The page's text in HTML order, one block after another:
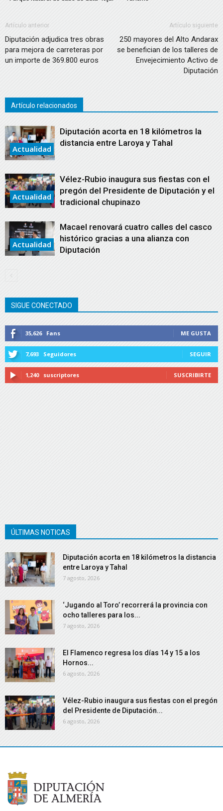
Artículo anterior
Diputación adjudica tres obras
para mejora de carreteras por
un importe de 369.800 euros
Artículo siguiente
250 mayores del Alto Andarax
se benefician de los talleres de
Envejecimiento Activo de
Diputación
Artículo relacionados
Actualidad
Diputación acorta en 18 kilómetros la
distancia entre Laroya y Tahal
Actualidad
Vélez-Rubio inaugura sus fiestas con el
pregón del Presidente de Diputación y el
tradicional chupinazo
Actualidad
Macael renovará cuatro calles del casco
histórico gracias a una alianza con
Diputación
SIGUE CONECTADO
35,626 Fans ME GUSTA
7,693 Seguidores SEGUIR
1,240 suscriptores SUSCRIBIRTE
ÚLTIMAS NOTICAS
Diputación acorta en 18 kilómetros la distancia
entre Laroya y Tahal
7 agosto, 2026
‘Jugando al Toro’ recorrerá la provincia con
ocho talleres para los...
7 agosto, 2026
El Flamenco regresa los días 14 y 15 a los
Hornos...
6 agosto, 2026
Vélez-Rubio inaugura sus fiestas con el pregón
del Presidente de Diputación...
6 agosto, 2026